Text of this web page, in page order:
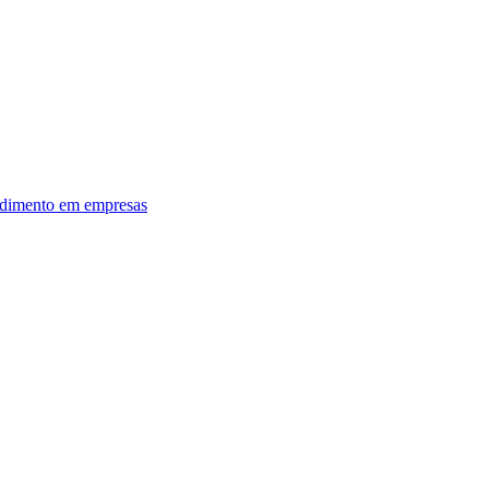
em empresas